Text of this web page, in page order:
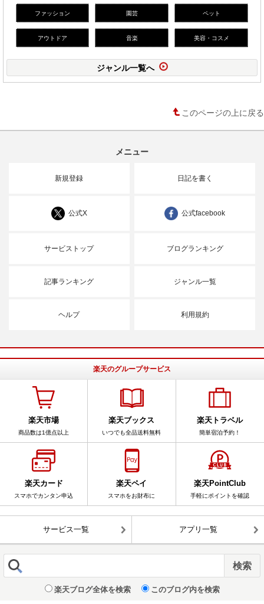
ファッション 園芸 ペット
アウトドア 音楽 美容・コスメ
ジャンル一覧へ
このページの上に戻る
メニュー
新規登録 日記を書く
公式X 公式facebook
サービストップ ブログランキング
記事ランキング ジャンル一覧
ヘルプ 利用規約
楽天のグループサービス
楽天市場
商品数は1億点以上
楽天ブックス
いつでも全品送料無料
楽天トラベル
簡単宿泊予約！
楽天カード
スマホでカンタン申込
楽天ペイ
スマホをお財布に
楽天PointClub
手軽にポイントを確認
サービス一覧 アプリ一覧
楽天ブログ全体を検索 このブログ内を検索